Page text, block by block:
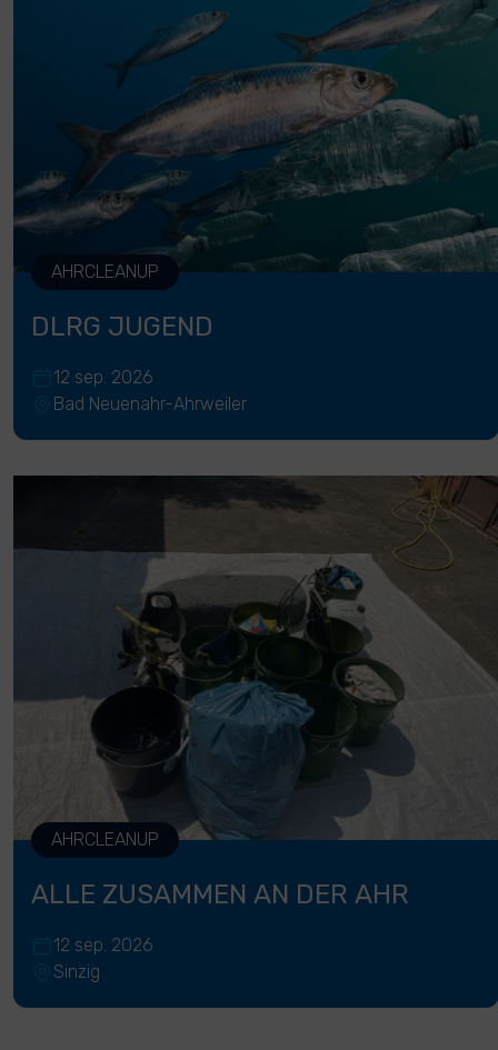
AHRCLEANUP
DLRG JUGEND
12 sep. 2026
Bad Neuenahr-Ahrweiler
AHRCLEANUP
ALLE ZUSAMMEN AN DER AHR
12 sep. 2026
Sinzig